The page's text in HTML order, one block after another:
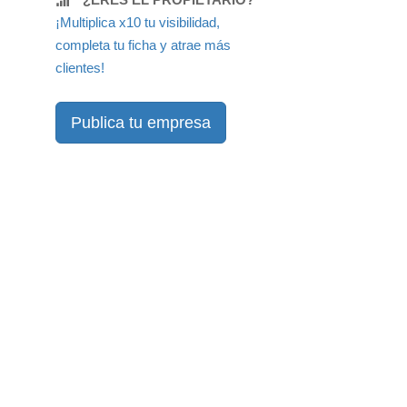
¡Multiplica x10 tu visibilidad,
completa tu ficha y atrae más
clientes!
Publica tu empresa